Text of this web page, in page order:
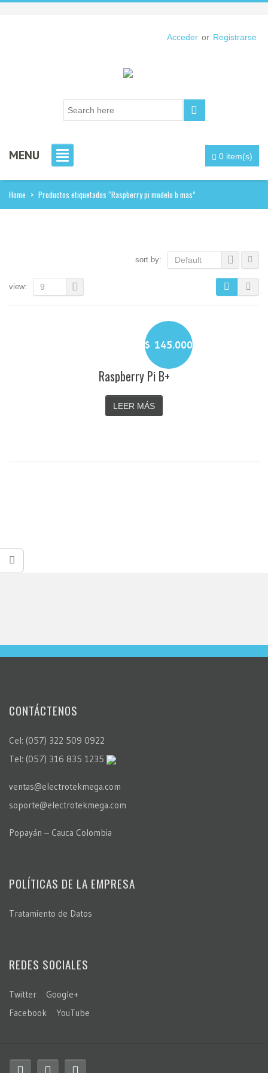
Acceder or Registrarse
MENU 0 item(s)
Home > Productos etiquetados “Raspberry pi modelo b mas”
sort by: Default
view: 9
$ 145.000
Raspberry Pi B+
LEER MÁS
CONTÁCTENOS
Cel: (057) 322 509 0922
Tel: (057) 316 835 1235
ventas@electrotekmega.com
soporte@electrotekmega.com
Popayán – Cauca Colombia
POLÍTICAS DE LA EMPRESA
Tratamiento de Datos
REDES SOCIALES
Twitter
Google+
Facebook
YouTube